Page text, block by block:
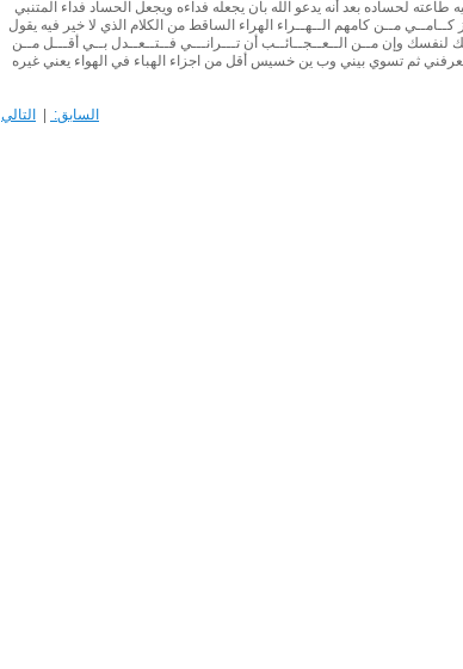
طاعته لحساده بعد أنه يدعو الله بان يجعله فداءه ويجعل الحساد فداء المتنبي
كــامــي مــن كامهم الــهــراء الهراء الساقط من الكلام الذي لا خير فيه يقول
وإن مــن الــعــجــائــب أن تـــرانـــي فــتــعــدل بــي أقـــل مــن
ثم تسوي بيني وب ين خسيس أقل من اجزاء الهباء في الهواء يعني غيره
السابق: | التالي